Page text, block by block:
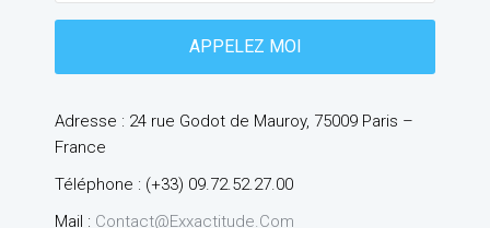
Adresse : 24 rue Godot de Mauroy, 75009 Paris –
France
Téléphone : (+33) 09.72.52.27.00
Mail : Contact@exxactitude.com